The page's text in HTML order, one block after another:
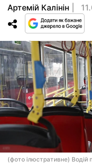
Артемій Калінін
(фото ілюстративне) Водій